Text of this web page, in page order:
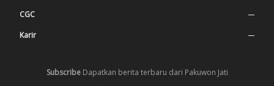
Manajemen
Struktur Organisasi
Struktur Group
Mall & Hiburan
Perkantoran
Berita Terbaru
Informasi Saham
Annual Report
Company Update
CGC
Tata Kelola Perusahaan
Karir
MagangSubscribeDapatkan berita terbaru dari Pakuwon Jati